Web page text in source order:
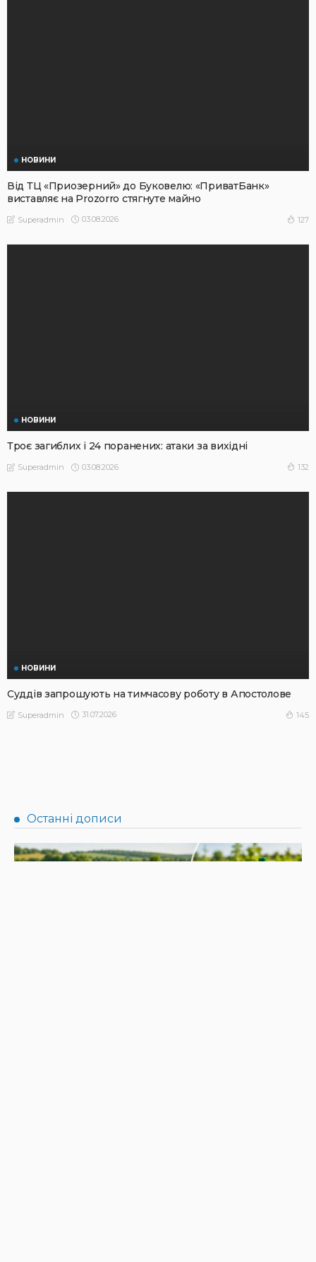
НОВИНИ
Від ТЦ «Приозерний» до Буковелю: «ПриватБанк»
виставляє на Prozorro стягнуте майно
Superadmin 03.08.2026 127
НОВИНИ
Троє загиблих і 24 поранених: атаки за вихідні
Superadmin 03.08.2026 132
НОВИНИ
Суддів запрошують на тимчасову роботу в Апостолове
Superadmin 31.07.2026 145